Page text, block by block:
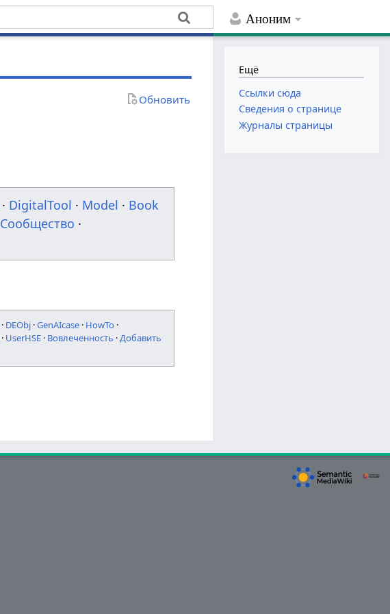
Аноним
Обновить
· DigitalTool · Model · Book
Сообщество ·
· DEObj ·GenAIcase · HowTo ·
· UserHSE · Вовлеченность ·Добавить
Ещё
Ссылки сюда
Сведения о странице
Журналы страницы